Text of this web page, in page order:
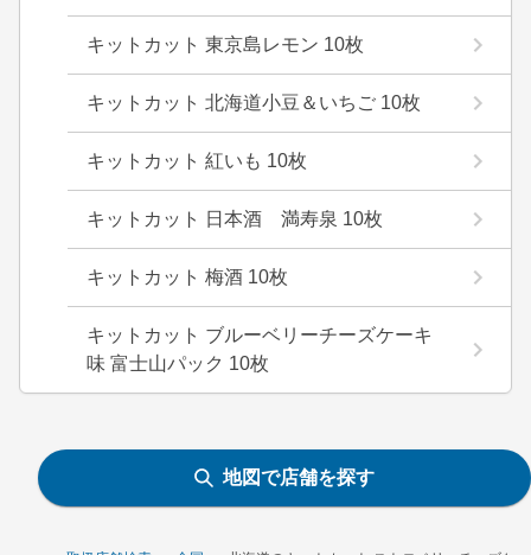
キットカット 東京島レモン 10枚
キットカット​ 北海道小豆＆いちご 10枚​
キットカット 紅いも 10枚
キットカット 日本酒 満寿泉 10枚
キットカット 梅酒 10枚
キットカット ブルーベリーチーズケーキ
味 富士山パック 10枚
地図で店舗を探す